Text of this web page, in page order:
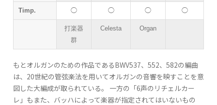
Timp. ◯ ◯ ◯ ◯
打楽器
群
Celesta Organ
もとオルガンのための作品であるBWV537、552、582の編曲
は、20世紀の管弦楽法を用いてオルガンの音響を映すことを意
図した大編成が取られている。 一方の「6声のリチェルカー
レ」もまた、バッハによって楽器が指定されてはいないもの